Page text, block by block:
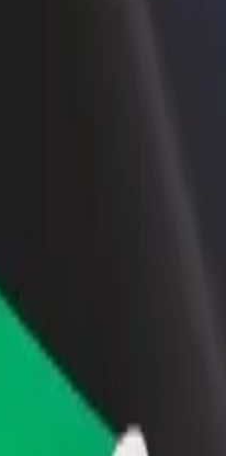
leia endale sobivaim lahendus.
Laadi rakendus alla